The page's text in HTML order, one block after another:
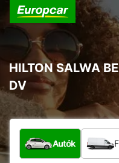
HILTON SALWA
DV
Milyen típusú jármű?
Autók